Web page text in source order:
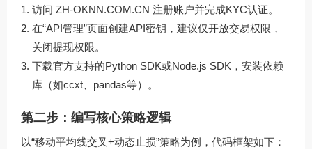
访问 ZH-OKNN.COM.CN 注册账户并完成KYC认证。
在“API管理”页面创建API密钥，建议仅开放交易权限，
关闭提现权限。
下载官方支持的Python SDK或Node.js SDK，安装依赖
库（如ccxt、pandas等）。
第二步：编写核心策略逻辑
以“移动平均线交叉+动态止损”策略为例，代码框架如下：